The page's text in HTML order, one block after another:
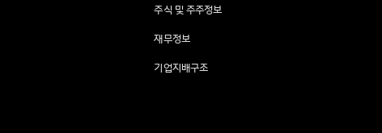
주식 및 주주정보
재무정보
기업지배구조